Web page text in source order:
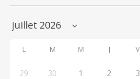
L M M J V
29 30 1 2 3